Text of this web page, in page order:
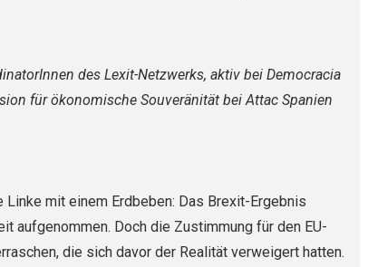
des Lexit-Netzwerks, aktiv bei Democracia
für ökonomische Souveränität bei Attac Spanien
Linke mit einem Erdbeben: Das Brexit-Ergebnis
aufgenommen. Doch die Zustimmung für den EU-
die sich davor der Realität verweigert hatten.